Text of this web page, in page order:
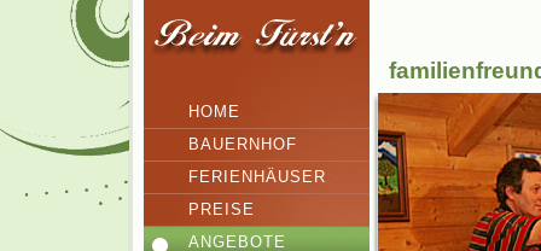
HOME
BAUERNHOF
FERIENHÄUSER
PREISE
ANGEBOTE